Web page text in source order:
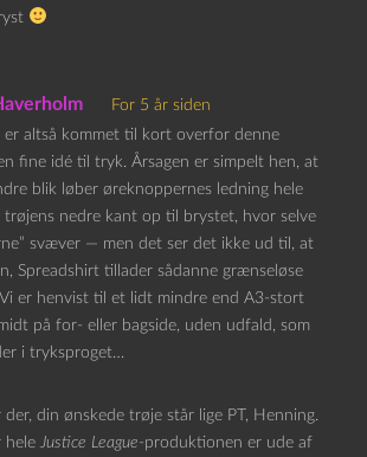
For 5 år siden
er altså kommet til kort overfor denne
fine idé til tryk. Årsagen er simpelt hen, at
blik løber øreknoppernes ledning hele
trøjens nedre kant op til brystet, hvor selve
svæver — men det ser det ikke ud til, at
Spreadshirt tillader sådanne grænseløse
er henvist til et lidt mindre end A3-stort
på for- eller bagside, uden udfald, som
i tryksproget…
der, din ønskede trøje står lige PT, Henning.
hele Justice League-produktionen er ude af